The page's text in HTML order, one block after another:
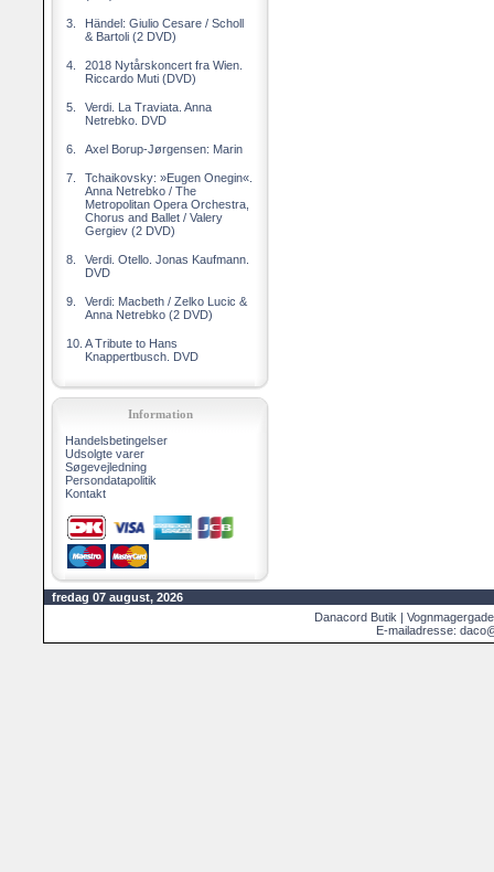
3.
Händel: Giulio Cesare / Scholl
& Bartoli (2 DVD)
4.
2018 Nytårskoncert fra Wien.
Riccardo Muti (DVD)
5.
Verdi. La Traviata. Anna
Netrebko. DVD
6. Axel Borup-Jørgensen: Marin
7.
Tchaikovsky: »Eugen Onegin«.
Anna Netrebko / The
Metropolitan Opera Orchestra,
Chorus and Ballet / Valery
Gergiev (2 DVD)
8.
Verdi. Otello. Jonas Kaufmann.
DVD
9.
Verdi: Macbeth / Zelko Lucic &
Anna Netrebko (2 DVD)
10. A Tribute to Hans
Knappertbusch. DVD
Information
Handelsbetingelser
Udsolgte varer
Søgevejledning
Persondatapolitik
Kontakt
fredag 07 august, 2026
Danacord Butik |
E-mailadresse: